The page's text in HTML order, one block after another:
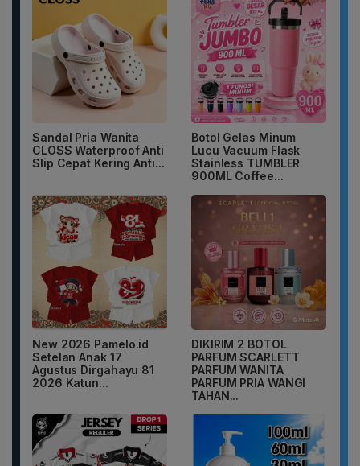
Sandal Pria Wanita
CLOSS Waterproof Anti
Slip Cepat Kering Anti...
Botol Gelas Minum
Lucu Vacuum Flask
Stainless TUMBLER
900ML Coffee...
New 2026 Pamelo.id
Setelan Anak 17
Agustus Dirgahayu 81
2026 Katun...
DIKIRIM 2 BOTOL
PARFUM SCARLETT
PARFUM WANITA
PARFUM PRIA WANGI
TAHAN...